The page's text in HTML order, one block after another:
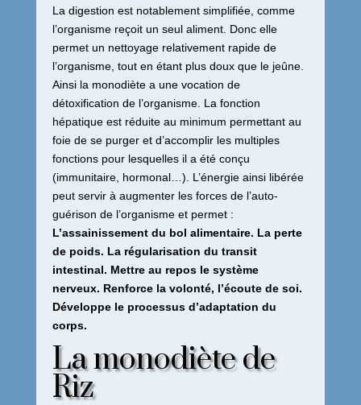
La digestion est notablement simplifiée, comme
l’organisme reçoit un seul aliment. Donc elle
permet un nettoyage relativement rapide de
l’organisme, tout en étant plus doux que le jeûne.
Ainsi la monodiète a une vocation de
détoxification de l’organisme. La fonction
hépatique est réduite au minimum permettant au
foie de se purger et d’accomplir les multiples
fonctions pour lesquelles il a été conçu
(immunitaire, hormonal…). L’énergie ainsi libérée
peut servir à augmenter les forces de l’auto-
guérison de l’organisme et permet :
L’assainissement du bol alimentaire. La perte
de poids. La régularisation du transit
intestinal. Mettre au repos le système
nerveux. Renforce la volonté, l’écoute de soi.
Développe le processus d’adaptation du
corps.
La monodiète de
Riz